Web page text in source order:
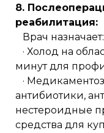
8.
реабилитация:
Врач назначает:
· Холод на
минут для
·
антибиотики,
нестероидные
средства для